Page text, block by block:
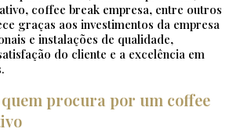
coffee break empresa, entre outros
graças aos investimentos da empresa
e instalações de qualidade,
do cliente e a excelência em
procura por um coffee